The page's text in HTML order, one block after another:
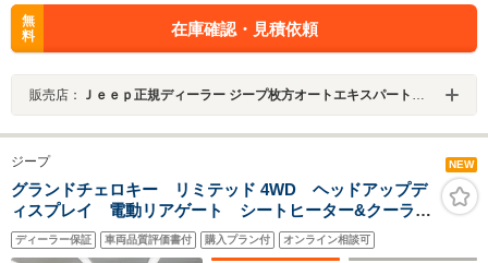
無
料
在庫確認・見積依頼
販売店： Ｊｅｅｐ正規ディーラー ジープ枚方オートエキスパートセンター
ジープ NEW
グランドチェロキー リミテッド 4WD ヘッドアップデ
ィスプレイ 電動リアゲート シートヒーター&クーラ
ー ステアリングヒーター ブランドスポット 衝突軽
減ブレーキ リアシートヒーター 認定中古車保証
ディーラー保証 車両品質評価書付 購入プラン付 オンライン相談可